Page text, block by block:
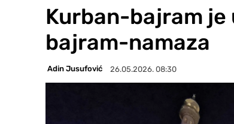
Kurban-bajram
bajram-namaza
Adin Jusufović 26.05.2026. 08:30